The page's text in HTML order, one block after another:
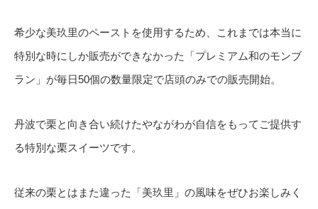
希少な美玖里のペーストを使用するため、これまでは本当に
特別な時にしか販売ができなかった「プレミアム和のモンブ
ラン」が毎日50個の数量限定で店頭のみでの販売開始。
丹波で栗と向き合い続けたやながわが自信をもってご提供す
る特別な栗スイーツです。
従来の栗とはまた違った「美玖里」の風味をぜひお楽しみく